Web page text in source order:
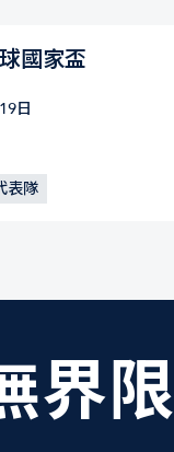
國家盃
日
表隊
界限